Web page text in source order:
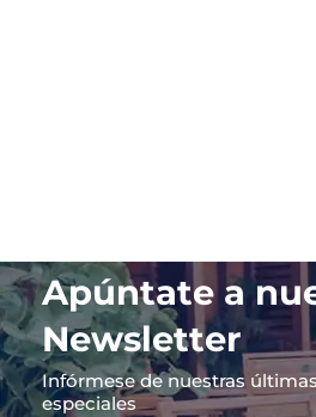
Apúntate a
Newsletter
Infórmese de nuestras
especiales